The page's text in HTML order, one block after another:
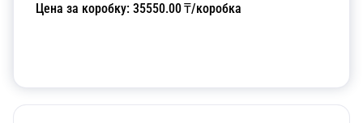
Цена за коробку: 35550.00₸/коробка